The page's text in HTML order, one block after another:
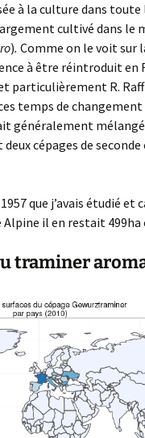
à la culture dans toute
cultivé dans le
). Comme on le voit sur
à être réintroduit en
particulièrement R.
temps de
généralement
cépages de
que j’avais étudié
il en restait 499ha
traminer